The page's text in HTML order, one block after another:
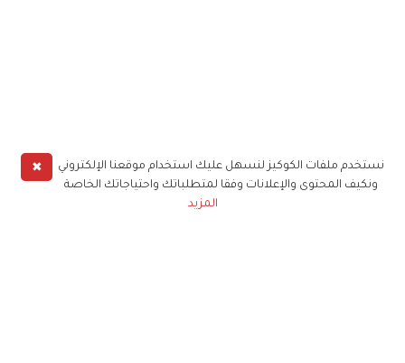
✖
نستخدم ملفات الكوكيز لنسهل عليك استخدام موقعنا الإلكتروني
ونكيف المحتوى والإعلانات وفقا لمتطلباتك واحتياجاتك الخاصة
المزيد